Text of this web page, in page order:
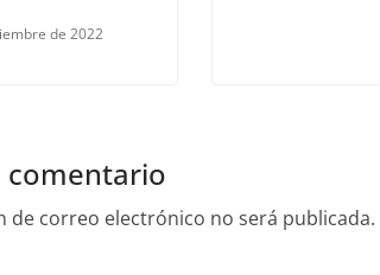
de 2022
comentario
de correo electrónico no será publicada.